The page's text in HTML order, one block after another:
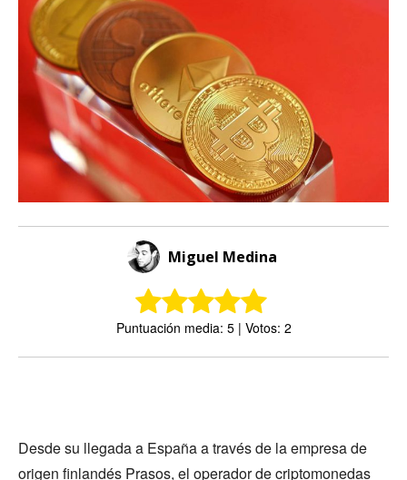
Miguel Medina
Puntuación media: 5 | Votos: 2
Desde su llegada a España a través de la empresa de
origen finlandés Prasos, el operador de criptomonedas